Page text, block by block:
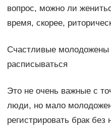
вопрос, можно ли
время, скорее,
Счастливые
расписываться
Это не очень важные с
люди, но мало
регистрировать брак без